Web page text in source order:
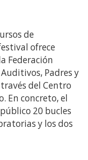
de
ofrece
Federación
Padres y
través del Centro
En concreto, el
20 bucles
y los dos